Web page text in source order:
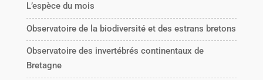
L’espèce du mois
Observatoire de la biodiversité et des estrans bretons
Observatoire des invertébrés continentaux de
Bretagne